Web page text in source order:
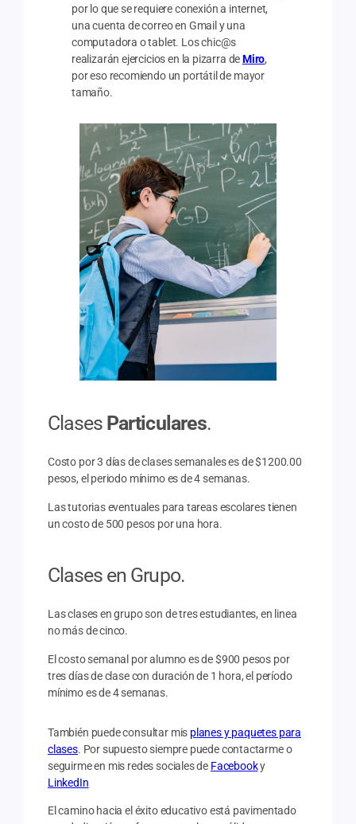
por lo que se requiere conexión a internet,
una cuenta de correo en Gmail y una
computadora o tablet. Los chic@s
realizarán ejercicios en la pizarra deMiro,
por eso recomiendo un portátil de mayor
tamaño.
Clases Particulares.
Costo por 3 días de clases semanales es de $1200.00
pesos, el periodo mínimo es de 4 semanas.
Las tutorias eventuales para tareas escolares tienen
un costo de 500 pesos por una hora.
Clases en Grupo.
Las clases en grupo son de tres estudiantes, en linea
no más de cinco.
El costo semanal por alumno es de $900 pesos por
tres días de clase con duración de 1 hora, el período
mínimo es de 4 semanas.
También puede consultar mis planes y paquetes para
clases. Por supuesto siempre puede contactarme o
seguirme en mis redes sociales de Facebooky
LinkedIn
El camino hacia el éxito educativo está pavimentado